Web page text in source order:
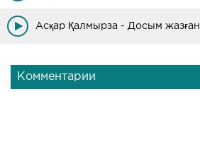
Асқар Қалмырза - Досым жазған
Комментарии